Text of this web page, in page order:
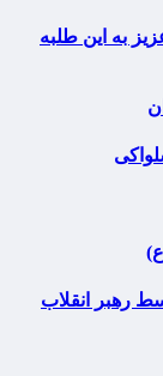
به این طلبه
رهبر انقلاب